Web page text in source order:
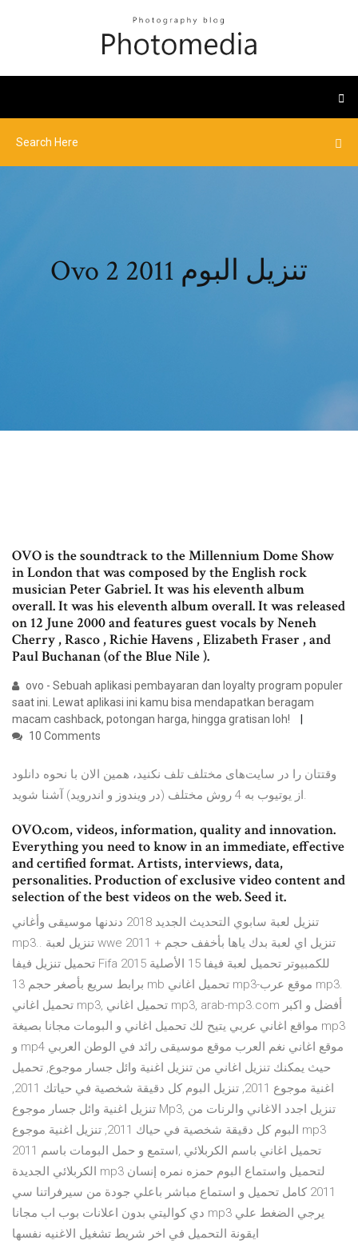
Ovo 2 2011 تنزيل البوم
OVO is the soundtrack to the Millennium Dome Show
in London that was composed by the English rock
musician Peter Gabriel. It was his eleventh album
overall. It was his eleventh album overall. It was released
on 12 June 2000 and features guest vocals by Neneh
Cherry , Rasco , Richie Havens , Elizabeth Fraser , and
Paul Buchanan (of the Blue Nile ).
ovo - Sebuah aplikasi pembayaran dan loyalty program populer
saat ini. Lewat aplikasi ini kamu bisa mendapatkan beragam
macam cashback, potongan harga, hingga gratisan loh!
10 Comments
وقتتان را در سایت‌های مختلف تلف نکنید، همین الان با نحوه دانلود
از یوتیوب به 4 روش مختلف (در ویندوز و اندروید) آشنا شوید.
OVO.com, videos, information, quality and innovation.
Everything you need to know in an immediate, effective
and certified format. Artists, interviews, data,
personalities. Production of exclusive video content and
selection of the best videos on the web. Seed it.
تنزيل لعبة سابوي التحديث الجديد 2018 دندنها موسيقى وأغاني
mp3.. تنزيل لعبة wwe 2011 + تنزيل اي لعبة بدك ياها بأخفف حجم
تحميل تنزيل فيفا Fifa 2015 للكمبيوتر تحميل لعبة فيفا 15 الأصلية
برابط سريع بأصغر حجم 13 mb تحميل اغاني mp3-موقع عرب mp3.
تحميل اغاني mp3, تحميل اغاني mp3, arab-mp3.com أفضل و اكبر
مواقع اغاني عربي يتيح لك تحميل اغاني و البومات مجانا بصيغة mp3
و mp4 موقع اغاني نغم العرب موقع موسيقى رائد في الوطن العربي
حيث يمكنك تنزيل اغاني من تنزيل اغنية وائل جسار موجوع, تحميل
اغنية موجوع 2011, تنزيل البوم كل دقيقة شخصية في حياتك 2011,
تنزيل اغنية وائل جسار موجوع Mp3, تنزيل اجدد الاغاني والرنات من
البوم كل دقيقة شخصية في حياك 2011, تنزيل اغنية موجوع mp3
2011 تحميل اغاني باسم الكربلائي ,استمع و حمل البومات باسم
الكربلائي الجديدة mp3 لتحميل واستماع البوم حمزه نمره إنسان
2011 كامل تحميل و استماع مباشر باعلي جودة من سيرفراتنا سي
دي كواليتي بدون اعلانات بوب اب مجانا mp3 يرجي الضغط علي
ايقونة التحميل في اخر شريط تشغيل الاغنيه نفسها